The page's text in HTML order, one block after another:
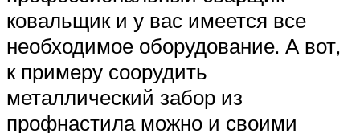
ковальщик и у вас имеется все
необходимое оборудование. А вот,
к примеру соорудить
металлический забор из
профнастила можно и своими